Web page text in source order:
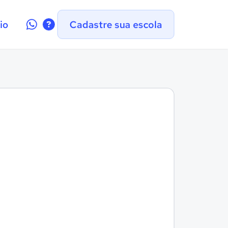
Contate-Cadastre sua escola